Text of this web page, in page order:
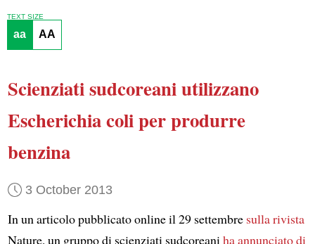
TEXT SIZE
aa AA
Scienziati sudcoreani utilizzano
Escherichia coli per produrre
benzina
3 October 2013
In un articolo pubblicato online il 29 settembre sulla rivista
Nature, un gruppo di scienziati sudcoreaniha annunciato di